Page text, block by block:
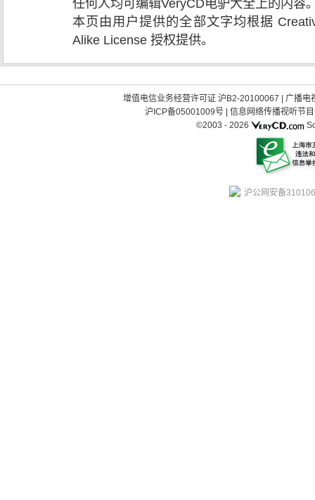
任何人均可编辑VeryCD电驴大全上的内容
本页由用户提供的全部文字均根据
Alike License 授权提供。
增值电信业务经营许可证 沪B2-20100067
广播电
沪ICP备05001009号| 信息网络传播视听节
©2003 - 2026
沪公网安备